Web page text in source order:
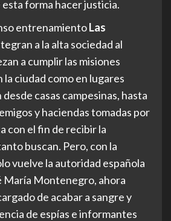
forma hacer justicia.
entrenamientoLas
a la alta sociedad al
a cumplir las misiones
ciudad como en lugares
casas campesinas, hasta
y haciendas tomadas por
con el fin de recibir la
buscan. Pero, con la
vuelve la autoridad española
María Montenegro, ahora
de acabar a sangre y
de espías e informantes